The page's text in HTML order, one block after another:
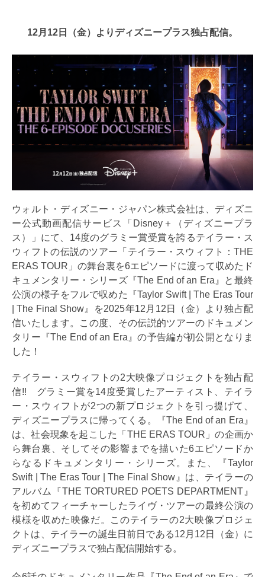
12月12日（金）よりディズニープラス独占配信。
ウォルト・ディズニー・ジャパン株式会社は、ディズニ
ー公式動画配信サービス「Disney＋（ディズニープラ
ス）」にて、14度のグラミー賞受賞を誇るテイラー・ス
ウィフトの伝説のツアー「テイラー・スウィフト：THE
ERAS TOUR」の舞台裏を6エピソードに渡って収めたド
キュメンタリー・シリーズ『The End of an Era』と最終
公演の様子をフルで収めた『Taylor Swift | The Eras Tour
| The Final Show』を2025年12月12日（金）より独占配
信いたします。この度、その伝説的ツアーのドキュメン
タリー『The End of an Era』の予告編が初公開となりま
した！
テイラー・スウィフトの2大映像プロジェクトを独占配
信!! グラミー賞を14度受賞したアーティスト、テイラ
ー・スウィフトが2つの新プロジェクトを引っ提げて、
ディズニープラスに帰ってくる。『The End of an Era』
は、社会現象を起こした「THE ERAS TOUR」の企画か
ら舞台裏、そしてその影響までを描いた6エピソードか
らなるドキュメンタリー・シリーズ。また、『Taylor
Swift | The Eras Tour | The Final Show』は、テイラーの
アルバム『THE TORTURED POETS DEPARTMENT』
を初めてフィーチャーしたライヴ・ツアーの最終公演の
模様を収めた映像だ。このテイラーの2大映像プロジェ
クトは、テイラーの誕生日前日である12月12日（金）に
ディズニープラスで独占配信開始する。